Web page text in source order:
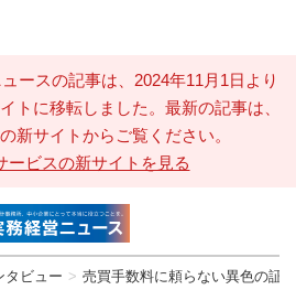
ースの記事は、2024年11月1日より
トに移転しました。最新の記事は、
新サイトからご覧ください。
ービスの新サイトを見る
タビュー 売買手数料に頼らない異色の証